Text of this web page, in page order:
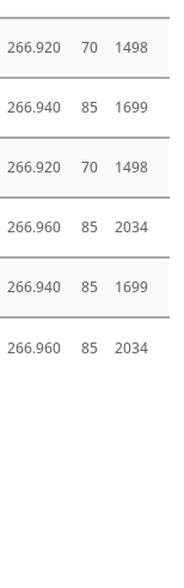
266.920 70 1498
266.940 85 1699
266.920 70 1498
266.960 85 2034
266.940 85 1699
266.960 85 2034